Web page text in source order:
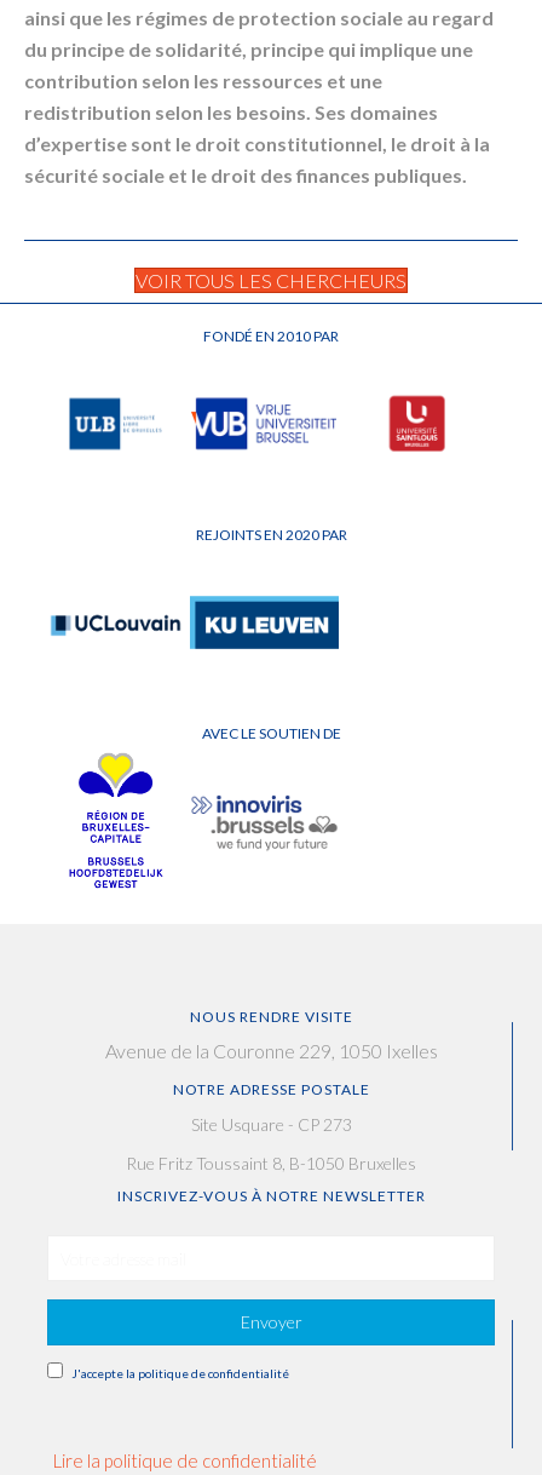
ainsi que les régimes de protection sociale au regard
du principe de solidarité, principe qui implique une
contribution selon les ressources et une
redistribution selon les besoins. Ses domaines
d’expertise sont le droit constitutionnel, le droit à la
sécurité sociale et le droit des finances publiques.
VOIR TOUS LES CHERCHEURS
FONDÉ EN 2010 PAR
REJOINTS EN 2020 PAR
AVEC LE SOUTIEN DE
NOUS RENDRE VISITE
Avenue de la Couronne 229, 1050 Ixelles
NOTRE ADRESSE POSTALE
Site Usquare - CP 273
Rue Fritz Toussaint 8, B-1050 Bruxelles
INSCRIVEZ-VOUS À NOTRE NEWSLETTER
Envoyer
J'accepte la politique de confidentialité
Lire la politique de confidentialité